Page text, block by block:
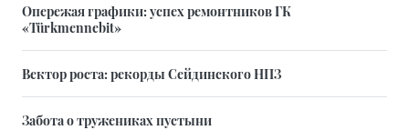
Опережая графики: успех ремонтников ГК
«Türkmennebit»
Вектор роста: рекорды Сейдинского НПЗ
Забота о тружениках пустыни